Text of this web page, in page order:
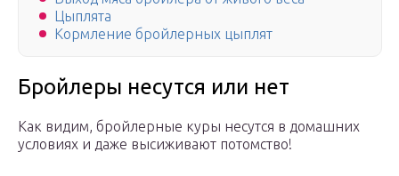
Цыплята
Кормление бройлерных цыплят
Бройлеры несутся или нет
Как видим, бройлерные куры несутся в домашних
условиях и даже высиживают потомство!